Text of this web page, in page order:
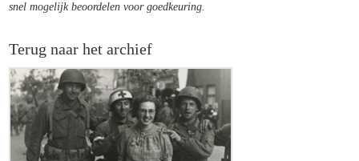
snel mogelijk beoordelen voor goedkeuring.
Terug naar het archief